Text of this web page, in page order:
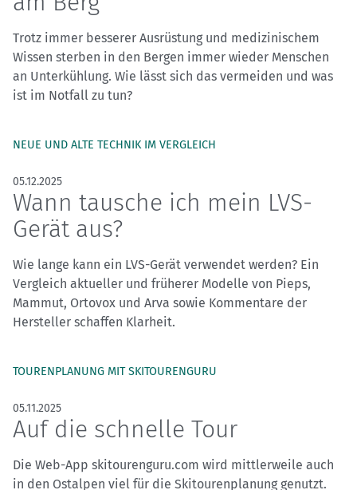
Trotz immer besserer Ausrüstung und medizinischem
Wissen sterben in den Bergen immer wieder Menschen
an Unterkühlung. Wie lässt sich das vermeiden und was
ist im Notfall zu tun?
NEUE UND ALTE TECHNIK IM VERGLEICH
05.12.2025
Wann tausche ich mein LVS-
Gerät aus?
Wie lange kann ein LVS-Gerät verwendet werden? Ein
Vergleich aktueller und früherer Modelle von Pieps,
Mammut, Ortovox und Arva sowie Kommentare der
Hersteller schaffen Klarheit.
TOURENPLANUNG MIT SKITOURENGURU
05.11.2025
Auf die schnelle Tour
Die Web-App skitourenguru.com wird mittlerweile auch
in den Ostalpen viel für die Skitourenplanung genutzt.